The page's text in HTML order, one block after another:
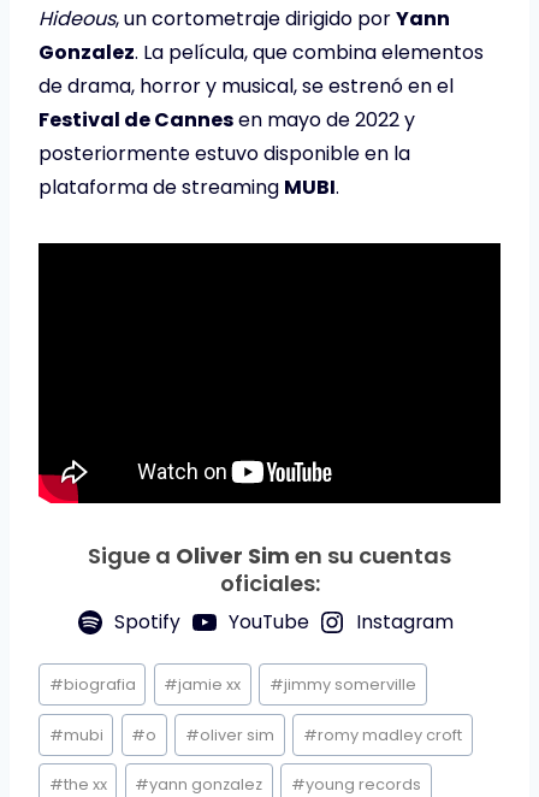
Hideous, un cortometraje dirigido porYann
Gonzalez. La película, que combina elementos
de drama, horror y musical, se estrenó en el
Festival de Cannesen mayo de 2022 y
posteriormente estuvo disponible en la
plataforma de streaming MUBI.
Sigue a Oliver Sim en su cuentas
oficiales:
Spotify YouTube Instagram
Etiquetas
de
la
entrada:
#biografia #jamie xx #jimmy somerville
#mubi #o #oliver sim #romy madley croft
#the xx #yann gonzalez #young records